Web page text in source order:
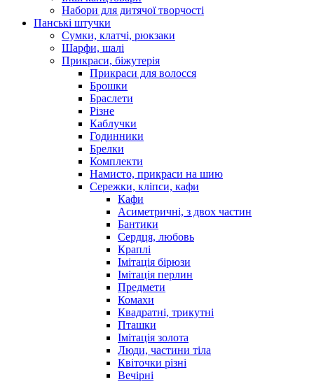
Набори для дитячої творчості
Панські штучки
Сумки, клатчі, рюкзаки
Шарфи, шалі
Прикраси, біжутерія
Прикраси для волосся
Брошки
Браслети
Різне
Каблучки
Годинники
Брелки
Комплекти
Намисто, прикраси на шию
Сережки, кліпси, кафи
Кафи
Асиметричні, з двох частин
Бантики
Сердця, любовь
Краплі
Імітація бірюзи
Імітація перлин
Предмети
Комахи
Квадратні, трикутні
Пташки
Імітація золота
Люди, частини тіла
Квіточки різні
Вечірні